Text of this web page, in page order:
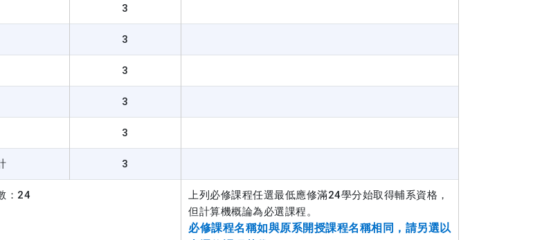
3
3
3
3
3
3
：24
上列必修課程任選最低應修滿24學分始取得輔系資格，
但計算機概論為必選課程。
必修課程名稱如與原系開授課程名稱相同，請另選以